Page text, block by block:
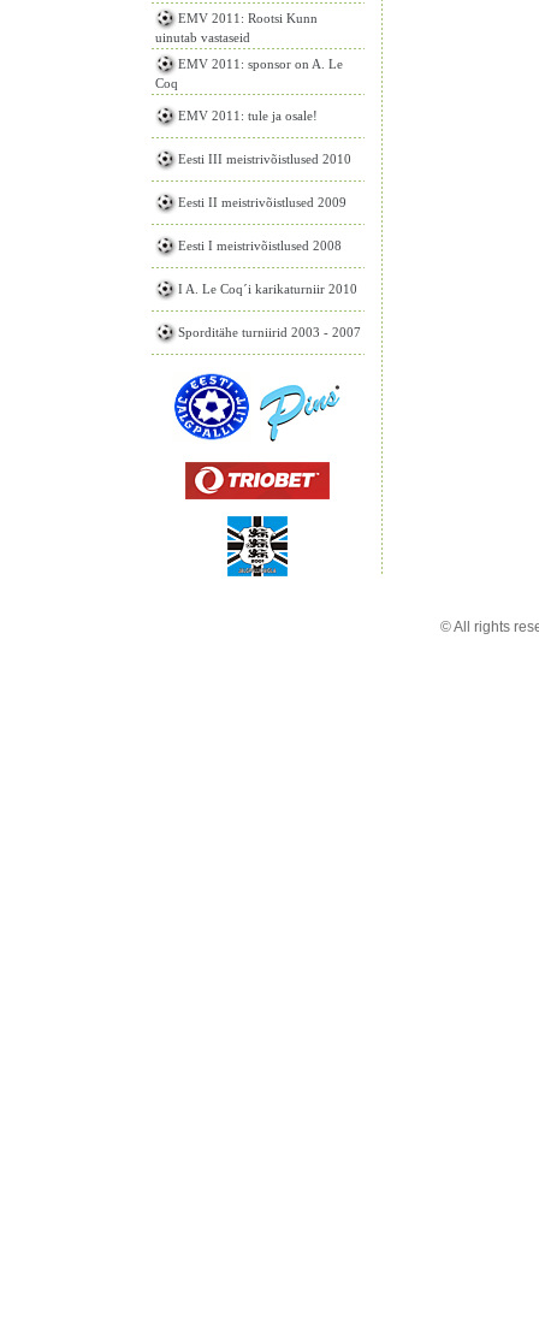
EMV 2011: Rootsi Kunn
uinutab vastaseid
EMV 2011: sponsor on A. Le
Coq
EMV 2011: tule ja osale!
Eesti III meistrivõistlused 2010
Eesti II meistrivõistlused 2009
Eesti I meistrivõistlused 2008
I A. Le Coq´i karikaturniir 2010
Sporditähe turniirid 2003 - 2007
© All rights